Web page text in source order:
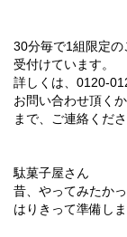
30分毎で1組限定の
受付けています。
詳しくは、
お問い合わせ頂く
まで、ご連絡くださ
駄菓子屋さん
昔、やってみたか
はりきって準備し